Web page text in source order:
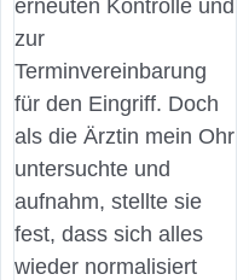
erneuten Kontrolle und
zur
Terminvereinbarung
für den Eingriff. Doch
als die Ärztin mein Ohr
untersuchte und
aufnahm, stellte sie
fest, dass sich alles
wieder normalisiert